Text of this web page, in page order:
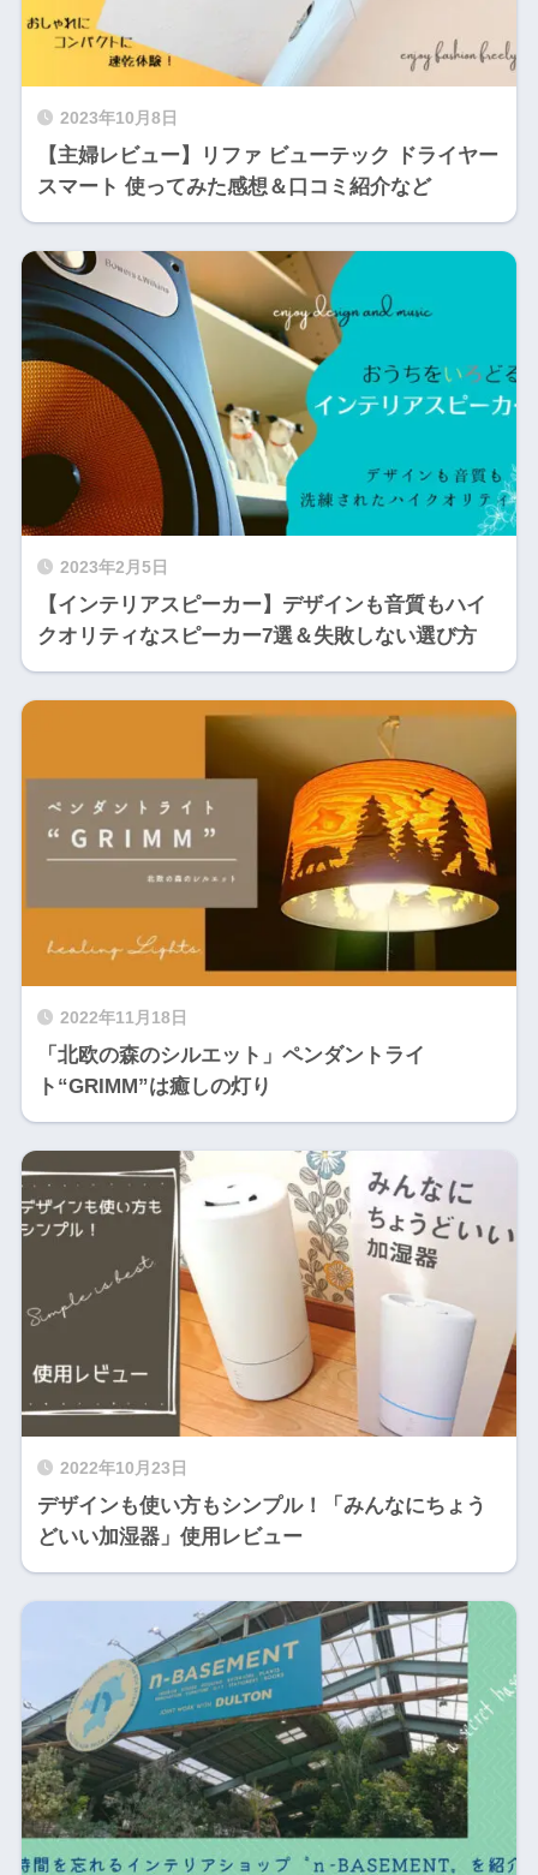
2023年10月8日
【主婦レビュー】リファ ビューテック ドライヤー
スマート 使ってみた感想＆口コミ紹介など
2023年2月5日
【インテリアスピーカー】デザインも音質もハイ
クオリティなスピーカー7選＆失敗しない選び方
2022年11月18日
「北欧の森のシルエット」ペンダントライ
ト“GRIMM”は癒しの灯り
2022年10月23日
デザインも使い方もシンプル！「みんなにちょう
どいい加湿器」使用レビュー